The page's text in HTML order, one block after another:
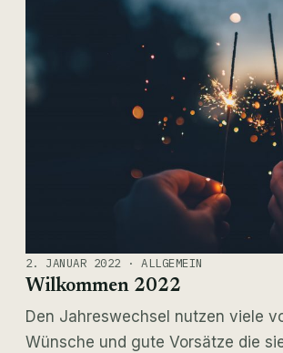
2. JANUAR 2022 · ALLGEMEIN
Wilkommen 2022
Den Jahreswechsel nutzen viele
Wünsche und gute Vorsätze die